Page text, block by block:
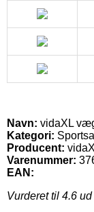
Navn: vidaXL
Kategori:
Producent:
Varenummer:
EAN:
Vurderet til 4.6 ud